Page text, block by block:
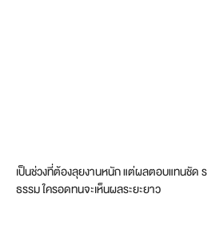
เป็นช่วงที่ต้องลุยงานหนัก แต่ผลตอบแทนชัด ร
ธรรม ใครอดทนจะเห็นผลระยะยาว